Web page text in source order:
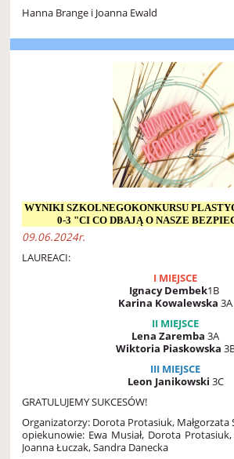
Hanna Brange i Joanna Ewald
WYNIKI SZKOLNEGOKONKURSU
0-3 "CI CO DBAJĄ O NASZE
09.06.2024r.
LAUREACI:
I MIEJSCE
Ignacy Dembek1B
Karina Kowalewska 3A
II MIEJSCE
Lena Zaremba 3A
Wiktoria Piaskowska
III MIEJSCE
Leon Janikowski 3C
GRATULUJEMY SUKCESÓW!
Organizatorzy: Dorota Protasiuk, Małgorzata
opiekunowie: Ewa Musiał, Dorota
Joanna Łuczak, Sandra Danecka